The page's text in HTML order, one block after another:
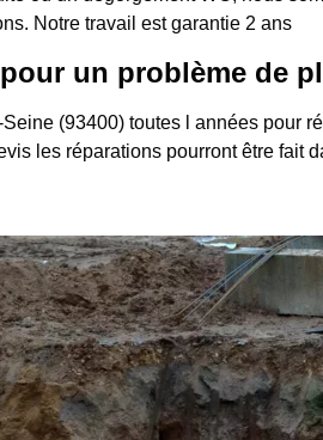
Notre travail est garantie 2 ans
un problème de
(93400) toutes l années pour
les réparations pourront être fait